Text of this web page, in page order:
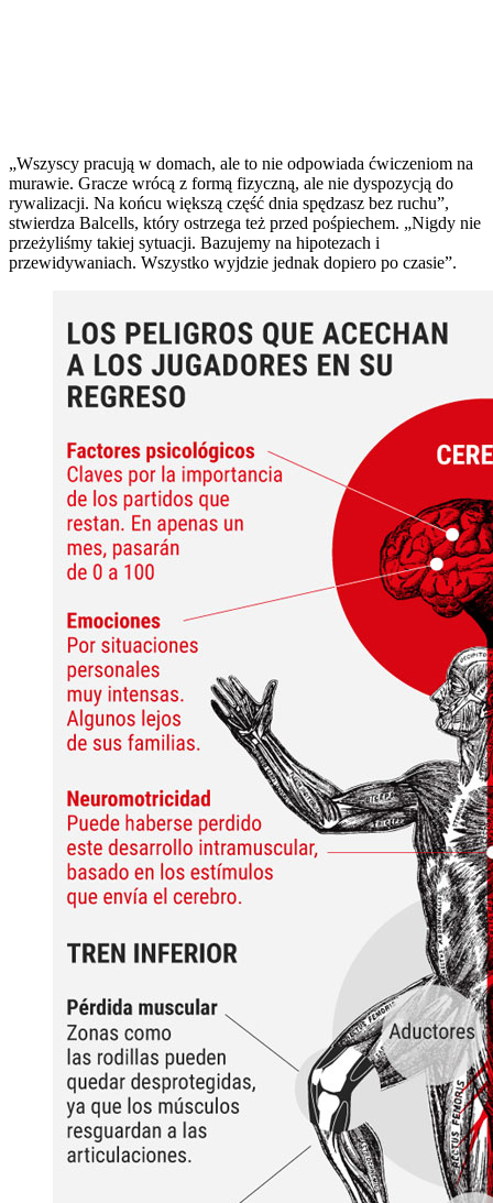
„Wszyscy pracują w domach, ale to nie odpowiada ćwiczeniom na
murawie. Gracze wrócą z formą fizyczną, ale nie dyspozycją do
rywalizacji. Na końcu większą część dnia spędzasz bez ruchu”,
stwierdza Balcells, który ostrzega też przed pośpiechem. „Nigdy nie
przeżyliśmy takiej sytuacji. Bazujemy na hipotezach i
przewidywaniach. Wszystko wyjdzie jednak dopiero po czasie”.